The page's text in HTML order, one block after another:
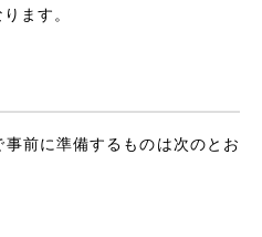
ます。
前に準備するものは次のとお